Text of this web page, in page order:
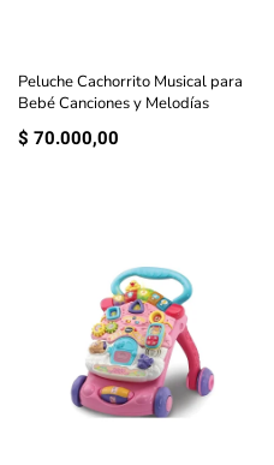
Peluche Cachorrito Musical para
Bebé Canciones y Melodías
$ 70.000,00